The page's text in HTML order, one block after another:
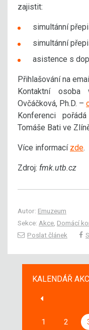
zajistit:
simultánní
simultánní
asistence s
Přihlašování na
Kontaktní
Ovčáčková, Ph.D. –
Konferenci
Tomáše Bati ve
Více informací zde.
Zdroj: fmk.utb.cz
Autor: Emuzeum
Sekce: Akce Domácí
Poslat článek
KALENDÁŘ
1 2